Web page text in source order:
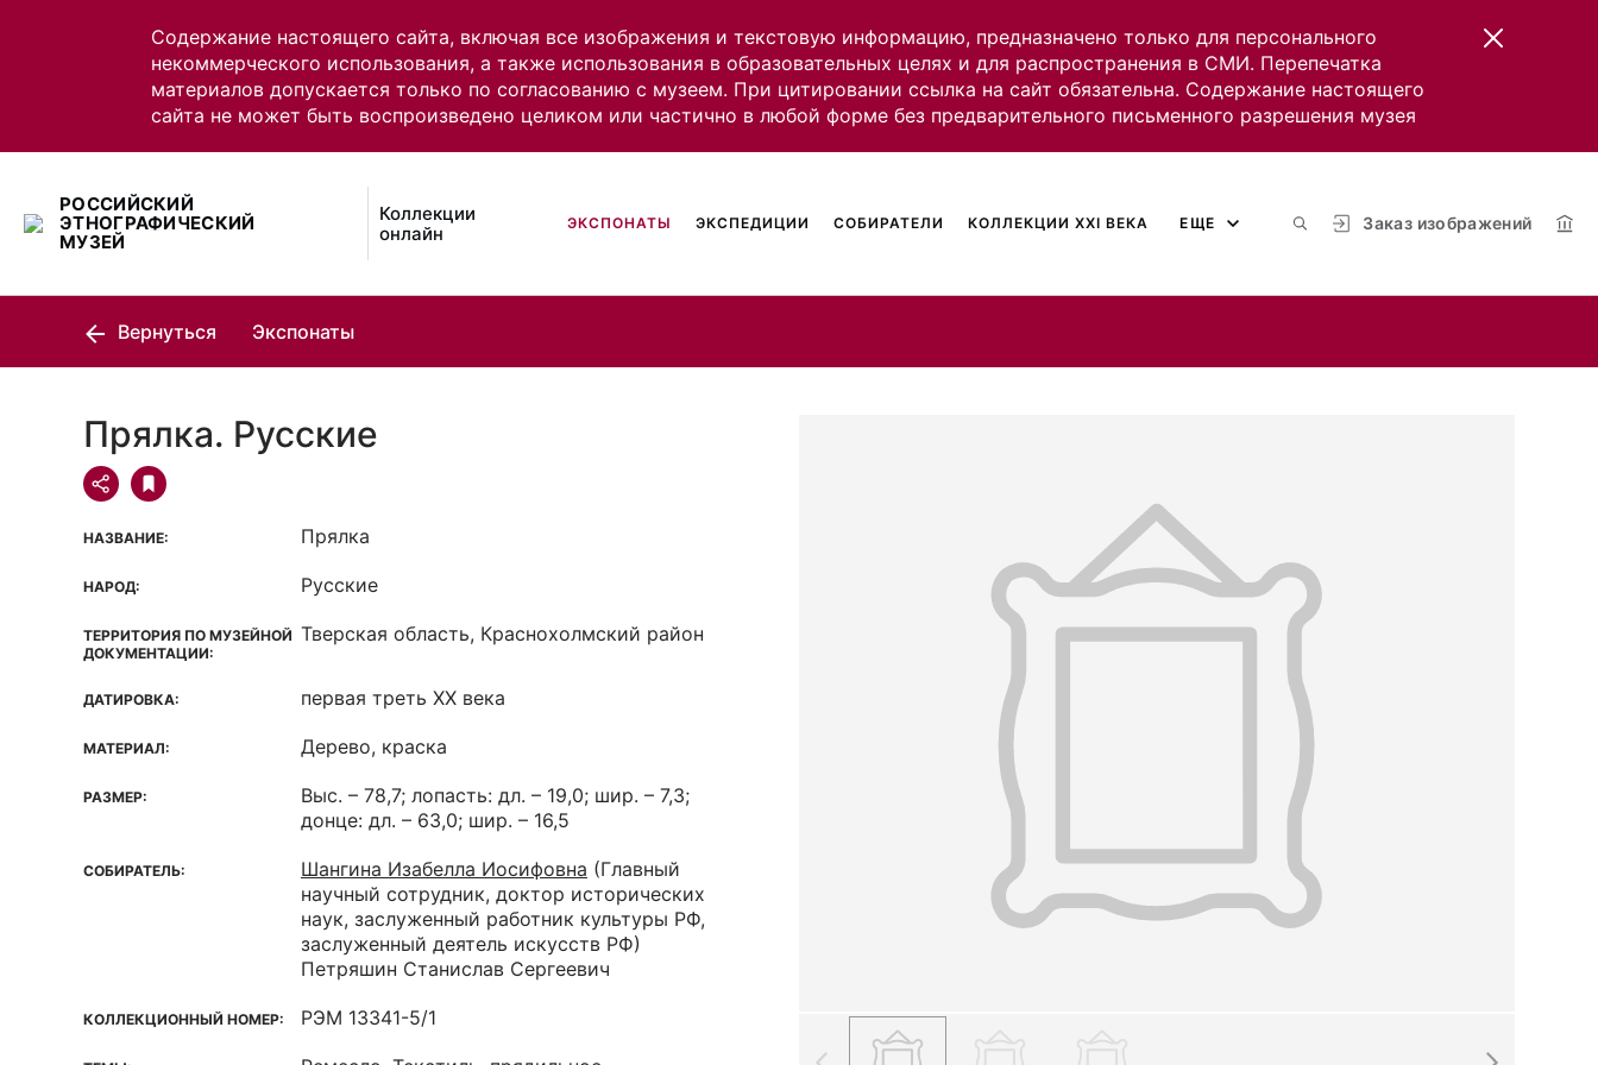
Содержание настоящего сайта, включая все изображения и текстовую информацию, предназначено только для персонального
некоммерческого использования, а также использования в образовательных целях и для распространения в СМИ. Перепечатка
материалов допускается только по согласованию с музеем. При цитировании ссылка на сайт обязательна. Содержание настоящего
сайта не может быть воспроизведено целиком или частично в любой форме без предварительного письменного разрешения музея
РОССИЙСКИЙ
ЭТНОГРАФИЧЕСКИЙ
МУЗЕЙ
Коллекции
онлайн
Заказ изображений
ЭКСПОНАТЫ ЭКСПЕДИЦИИ СОБИРАТЕЛИ КОЛЛЕКЦИИ XXI ВЕКА ЕЩЕ
Вернуться Экспонаты
Прялка. Русские
НАЗВАНИЕ: Прялка
НАРОД: Русские
ТЕРРИТОРИЯ ПО МУЗЕЙНОЙ
ДОКУМЕНТАЦИИ:
Тверская область, Краснохолмский район
ДАТИРОВКА: первая треть XX века
МАТЕРИАЛ: Дерево, краска
РАЗМЕР:
Выс. – 78,7; лопасть: дл. – 19,0; шир. – 7,3;
донце: дл. – 63,0; шир. – 16,5
СОБИРАТЕЛЬ: Шангина Изабелла Иосифовна (Главный
научный сотрудник, доктор исторических
наук, заслуженный работник культуры РФ,
заслуженный деятель искусств РФ)
Петряшин Станислав Сергеевич
КОЛЛЕКЦИОННЫЙ НОМЕР: РЭМ 13341-5/1